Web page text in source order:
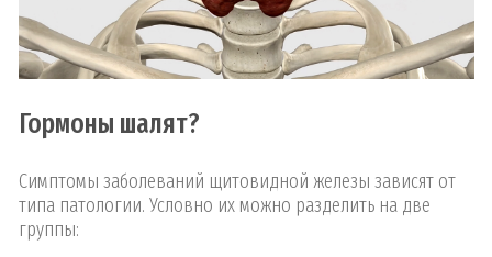
Гормоны шалят?
Симптомы заболеваний щитовидной железы зависят от
типа патологии. Условно их можно разделить на две
группы: